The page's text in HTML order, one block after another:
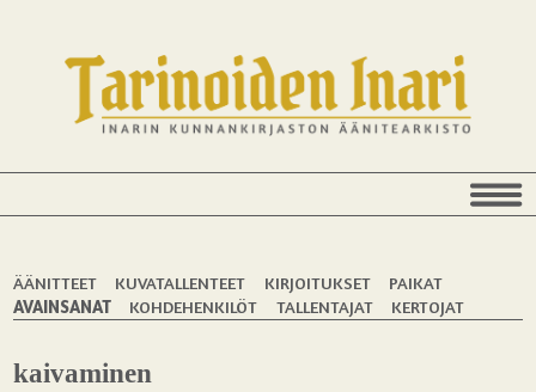
ÄÄNITTEET KUVATALLENTEET KIRJOITUKSET
PAIKAT
AVAINSANAT
KOHDEHENKILÖT TALLENTAJAT KERTOJAT
kaivaminen